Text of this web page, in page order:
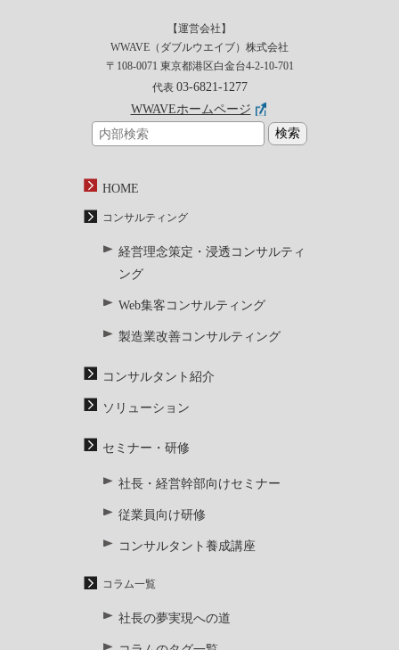
【運営会社】
WWAVE（ダブルウエイブ）株式会社
〒108-0071 東京都港区白金台4-2-10-701
代表 03-6821-1277
WWAVEホームページ
HOME
コンサルティング
経営理念策定・浸透コンサルティ
ング
Web集客コンサルティング
製造業改善コンサルティング
コンサルタント紹介
ソリューション
セミナー・研修
社長・経営幹部向けセミナー
従業員向け研修
コンサルタント養成講座
コラム一覧
社長の夢実現への道